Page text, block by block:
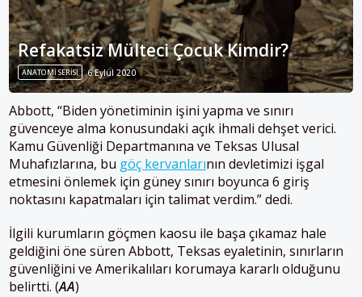
Refakatsiz Mülteci Çocuk Kimdir?
ANATOMI SERISI 6 Eylül 2020
Abbott, “Biden yönetiminin işini yapma ve sınırı
güvenceye alma konusundaki açık ihmali dehşet verici.
Kamu Güvenliği Departmanına ve Teksas Ulusal
Muhafızlarına, bu göç kervanlarının devletimizi işgal
etmesini önlemek için güney sınırı boyunca 6 giriş
noktasını kapatmaları için talimat verdim.” dedi.
İlgili kurumların göçmen kaosu ile başa çıkamaz hale
geldiğini öne süren Abbott, Teksas eyaletinin, sınırların
güvenliğini ve Amerikalıları korumaya kararlı olduğunu
belirtti. (AA)